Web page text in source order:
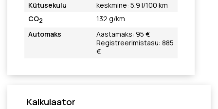
Kütusekulu
keskmine: 5.9 l/100 km
CO2
132 g/km
Automaks
Aastamaks: 95 €
Registreerimistasu: 885
€
Kalkulaator